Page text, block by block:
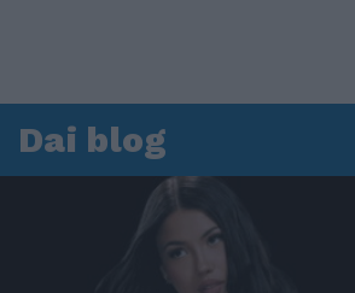
Dai blog